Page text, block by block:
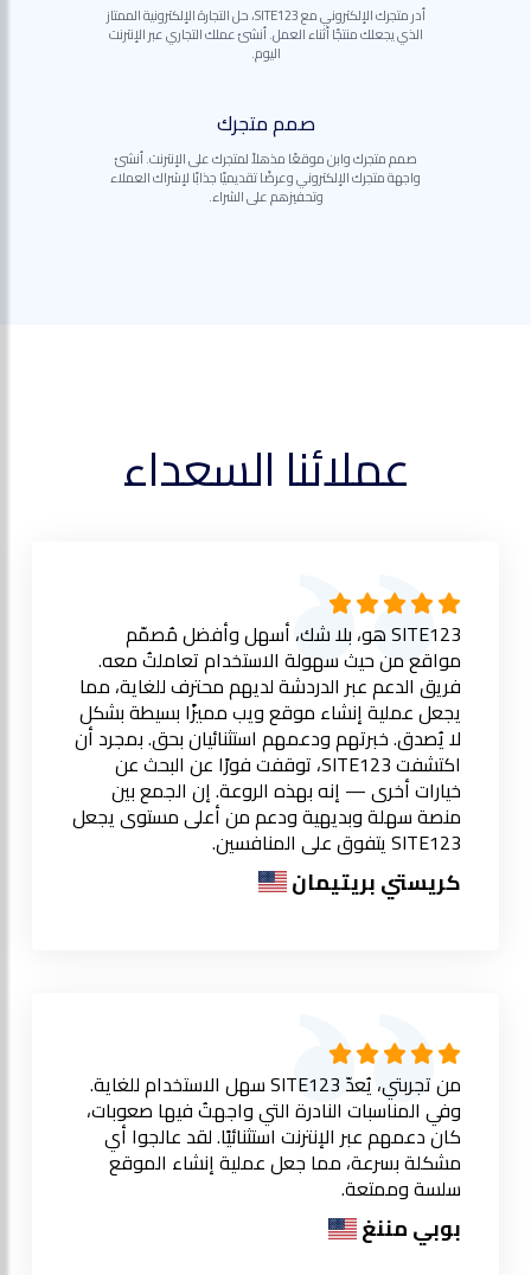
أدر متجرك الإلكتروني مع SITE123، حل التجارة الإلكترونية الممتاز
الذي يجعلك منتجًا أثناء العمل. أنشئ عملك التجاري عبر الإنترنت
اليوم.
صمم متجرك
صمم متجرك وابن موقعًا مذهلاً لمتجرك على الإنترنت. أنشئ
واجهة متجرك الإلكتروني وعرضًا تقديميًا جذابًا لإشراك العملاء
وتحفيزهم على الشراء.
عملائنا السعداء
SITE123 هو، بلا شك، أسهل وأفضل مُصمّم
مواقع من حيث سهولة الاستخدام تعاملتُ معه.
فريق الدعم عبر الدردشة لديهم محترف للغاية، مما
يجعل عملية إنشاء موقع ويب مميزًا بسيطة بشكل
لا يُصدق. خبرتهم ودعمهم استثنائيان بحق. بمجرد أن
اكتشفت SITE123، توقفت فورًا عن البحث عن
خيارات أخرى — إنه بهذه الروعة. إن الجمع بين
منصة سهلة وبديهية ودعم من أعلى مستوى يجعل
SITE123 يتفوق على المنافسين.
كريستي بريتيمان
من تجربتي، يُعدّ SITE123 سهل الاستخدام للغاية.
وفي المناسبات النادرة التي واجهتُ فيها صعوبات،
كان دعمهم عبر الإنترنت استثنائيًا. لقد عالجوا أي
مشكلة بسرعة، مما جعل عملية إنشاء الموقع
سلسة وممتعة.
بوبي مننغ